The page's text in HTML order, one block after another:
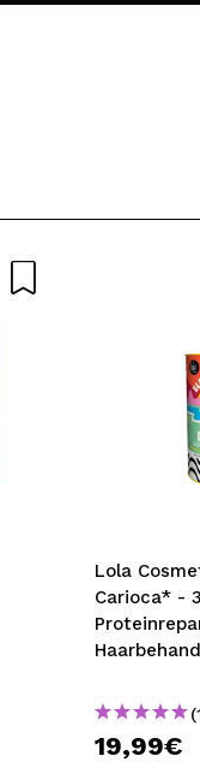
Lola
Carioca* -
19,99€